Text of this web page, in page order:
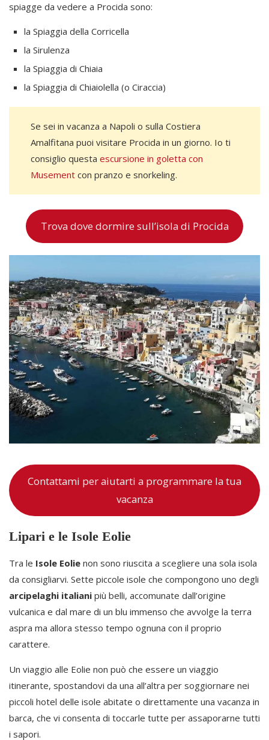
spiagge da vedere a Procida sono:
la Spiaggia della Corricella
la Sirulenza
la Spiaggia di Chiaia
la Spiaggia di Chiaiolella (o Ciraccia)
Se sei in vacanza a Napoli o sulla Costiera
Amalfitana puoi visitare Procida in un giorno. Io ti
consiglio questa escursione in goletta con
Musementcon pranzo e snorkeling.
Trova dove dormire sull’isola di Procida
Contattami per aiutarti a programmare la tua
vacanza
Lipari e le Isole Eolie
Tra le Isole Eolie non sono riuscita a scegliere una sola isola
da consigliarvi. Sette piccole isole che compongono uno degli
arcipelaghi italiani più belli, accomunate dall’origine
vulcanica e dal mare di un blu immenso che avvolge la terra
aspra ma allora stesso tempo ognuna con il proprio
carattere.
Un viaggio alle Eolie non può che essere un viaggio
itinerante, spostandovi da una all’altra per soggiornare nei
piccoli hotel delle isole abitate o direttamente una vacanza in
barca, che vi consenta di toccarle tutte per assaporarne tutti
i sapori.